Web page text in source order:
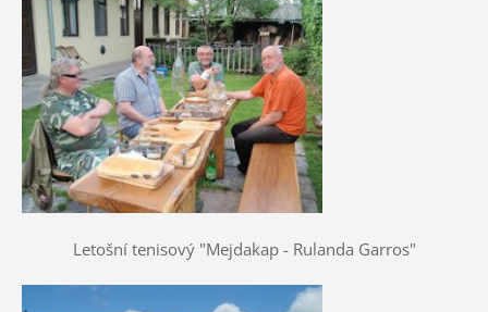
Letošní tenisový "Mejdakap - Rulanda Garros"